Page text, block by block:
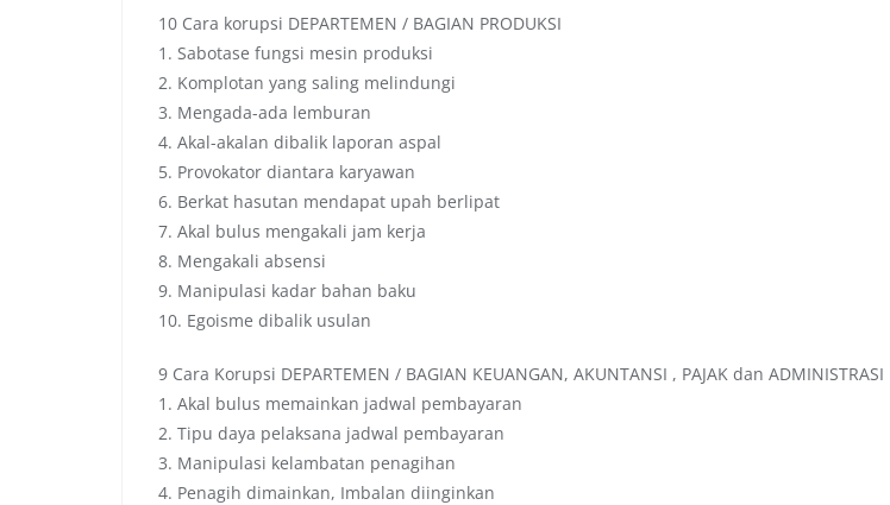
10 Cara korupsi DEPARTEMEN / BAGIAN PRODUKSI
1. Sabotase fungsi mesin produksi
2. Komplotan yang saling melindungi
3. Mengada-ada lemburan
4. Akal-akalan dibalik laporan aspal
5. Provokator diantara karyawan
6. Berkat hasutan mendapat upah berlipat
7. Akal bulus mengakali jam kerja
8. Mengakali absensi
9. Manipulasi kadar bahan baku
10. Egoisme dibalik usulan
9 Cara Korupsi DEPARTEMEN / BAGIAN KEUANGAN, AKUNTANSI , PAJAK dan ADMINISTRASI
1. Akal bulus memainkan jadwal pembayaran
2. Tipu daya pelaksana jadwal pembayaran
3. Manipulasi kelambatan penagihan
4. Penagih dimainkan, Imbalan diinginkan